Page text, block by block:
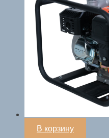
В корзину